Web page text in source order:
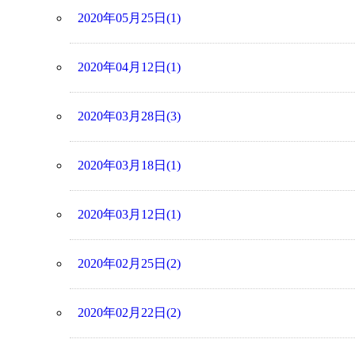
2020年05月25日(1)
2020年04月12日(1)
2020年03月28日(3)
2020年03月18日(1)
2020年03月12日(1)
2020年02月25日(2)
2020年02月22日(2)